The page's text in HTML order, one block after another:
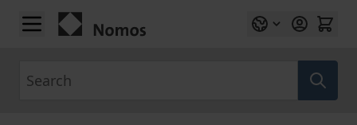
Skip to Content